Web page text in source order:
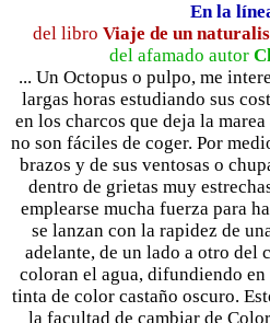
En la
del libro Viaje de un
del afamado autor
... Un Octopus o pulpo, me
largas horas estudiando sus
en los charcos que deja la
no son fáciles de coger. Por
brazos y de sus ventosas o
dentro de grietas muy
emplearse mucha fuerza para
se lanzan con la rapidez de
adelante, de un lado a otro del
coloran el agua, difundiendo
tinta de color castaño oscuro.
la facultad de cambiar de